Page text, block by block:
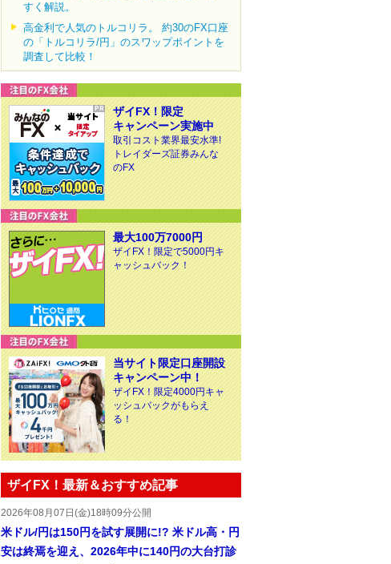
すく解説。
高金利で人気のトルコリラ。 約30のFX口座
の「トルコリラ/円」のスワップポイントを
調査して比較！
ザイFX！限定
キャンペーン実施中
取引コスト業界最安水準!
トレイダーズ証券みんな
のFX
最大100万7000円
ザイFX！限定で5000円キ
ャッシュバック！
当サイト限定口座開設
キャンペーン中！
ザイFX！限定4000円キャ
ッシュバックがもらえ
る！
ザイFX！最新＆おすすめ記事
2026年08月07日(金)18時09分公開
米ドル/円は150円を試す展開に!? 米ドル高・円
安は終焉を迎え、2026年中に140円の大台打診